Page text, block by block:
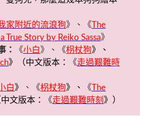
家附近的流浪狗》、《The
True Story by Reiko Sassa》
：
《小白 》、《枴杖狗》、
》（中文版本： 《走過艱難時
白 》 、《枴杖狗》、 《The
文版本： 《走過艱難時刻 》）